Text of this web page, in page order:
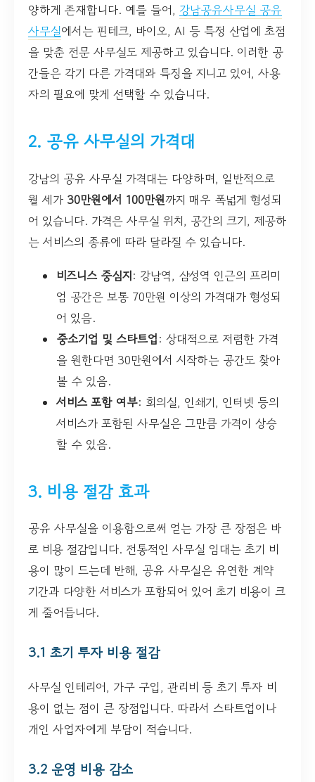
양하게 존재합니다. 예를 들어, 강남공유사무실 공유
사무실에서는 핀테크, 바이오, AI 등 특정 산업에 초점
을 맞춘 전문 사무실도 제공하고 있습니다. 이러한 공
간들은 각기 다른 가격대와 특징을 지니고 있어, 사용
자의 필요에 맞게 선택할 수 있습니다.
2. 공유 사무실의 가격대
강남의 공유 사무실 가격대는 다양하며, 일반적으로
월 세가 30만원에서 100만원까지 매우 폭넓게 형성되
어 있습니다. 가격은 사무실 위치, 공간의 크기, 제공하
는 서비스의 종류에 따라 달라질 수 있습니다.
비즈니스 중심지: 강남역, 삼성역 인근의 프리미
엄 공간은 보통 70만원 이상의 가격대가 형성되
어 있음.
중소기업 및 스타트업: 상대적으로 저렴한 가격
을 원한다면 30만원에서 시작하는 공간도 찾아
볼 수 있음.
서비스 포함 여부: 회의실, 인쇄기, 인터넷 등의
서비스가 포함된 사무실은 그만큼 가격이 상승
할 수 있음.
3. 비용 절감 효과
공유 사무실을 이용함으로써 얻는 가장 큰 장점은 바
로 비용 절감입니다. 전통적인 사무실 임대는 초기 비
용이 많이 드는데 반해, 공유 사무실은 유연한 계약
기간과 다양한 서비스가 포함되어 있어 초기 비용이 크
게 줄어듭니다.
3.1 초기 투자 비용 절감
사무실 인테리어, 가구 구입, 관리비 등 초기 투자 비
용이 없는 점이 큰 장점입니다. 따라서 스타트업이나
개인 사업자에게 부담이 적습니다.
3.2 운영 비용 감소